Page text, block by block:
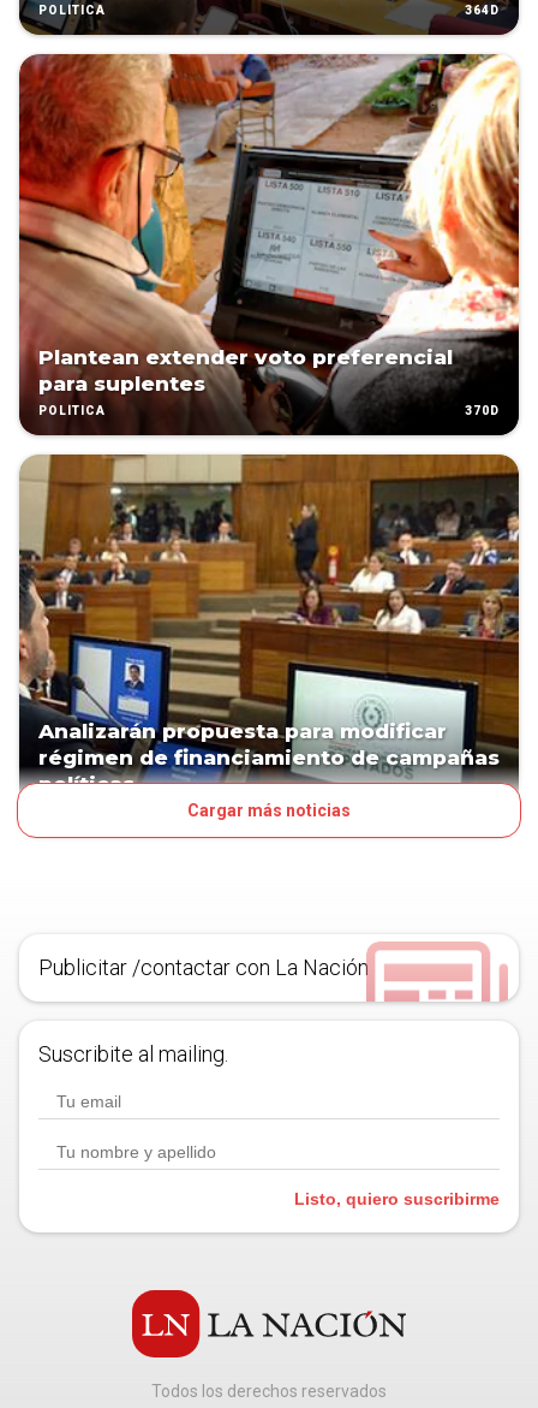
POLÍTICA 364D
Plantean extender voto preferencial
para suplentes
POLÍTICA 370D
Analizarán propuesta para modificar
régimen de financiamiento de campañas
políticas
Cargar más noticias
Publicitar /contactar con La Nación
Suscribite al mailing.
Listo, quiero suscribirme
Todos los derechos reservados